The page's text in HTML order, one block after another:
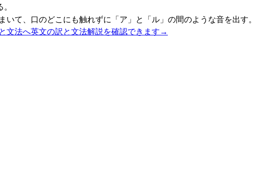
いて、口のどこにも触れずに「ア」と「ル」の間のような音を出す。
文法へ英文の訳と文法解説を確認できます →